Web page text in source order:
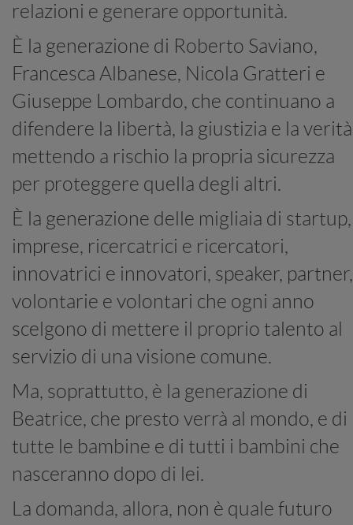
relazioni e generare opportunità.
È la generazione di Roberto Saviano,
Francesca Albanese, Nicola Gratteri e
Giuseppe Lombardo, che continuano a
difendere la libertà, la giustizia e la verità
mettendo a rischio la propria sicurezza
per proteggere quella degli altri.
È la generazione delle migliaia di startup,
imprese, ricercatrici e ricercatori,
innovatrici e innovatori, speaker, partner,
volontarie e volontari che ogni anno
scelgono di mettere il proprio talento al
servizio di una visione comune.
Ma, soprattutto, è la generazione di
Beatrice, che presto verrà al mondo, e di
tutte le bambine e di tutti i bambini che
nasceranno dopo di lei.
La domanda, allora, non è quale futuro